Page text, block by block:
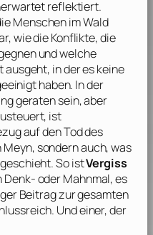
reflektiert.
Menschen im Wald
wie die Konflikte, die
und welche
in der es keine
haben. In der
geraten sein, aber
ist
auf den Tod des
Meyn, sondern auch, was
So istVergiss
Denk- oder Mahnmal, es
Beitrag zur gesamten
Und einer, der